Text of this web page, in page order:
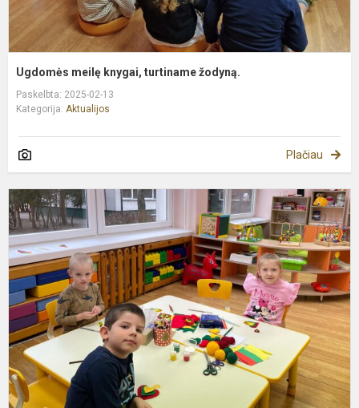
Ugdomės meilę knygai, turtiname žodyną.
Paskelbta: 2025-02-13
Kategorija: Aktualijos
Plačiau